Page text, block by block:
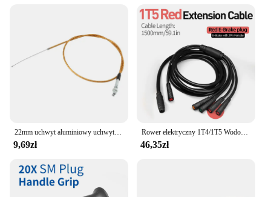
9,69zł
Rower elektryczny 1T4/1T5 Wodoodporny kontroler kabli Light Ebrake Wyświetlacz przepustnicy Akcesoria do konwersji kabli roweru elektrycznego
46,35zł